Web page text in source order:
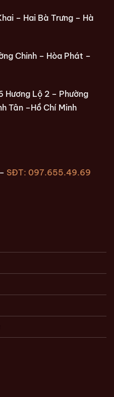
– Hai Bà Trưng – Hà
Chinh – Hòa Phát –
Lộ 2 – Phường
Tân –Hồ Chí Minh
– SĐT: 097.655.49.69